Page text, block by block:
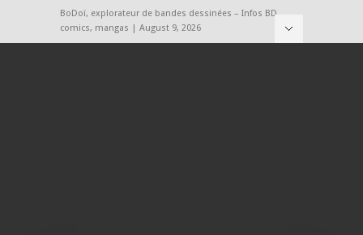
BoDoï, explorateur de bandes dessinées – Infos BD,
comics, mangas | August 9, 2026